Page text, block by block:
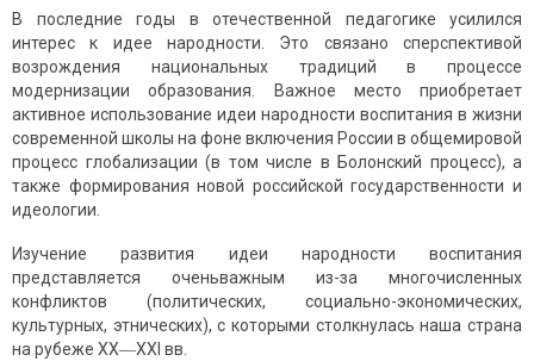
В последние годы в отечественной педагогике усилился
интерес к идее народности. Это связано сперспективой
возрождения национальных традиций в процессе
модернизации образования. Важное место приобретает
активное использование идеи народности воспитания в жизни
современной школы на фоне включения России в общемировой
процесс глобализации (в том числе в Болонский процесс), а
также формирования новой российской государственности и
идеологии.
Изучение развития идеи народности воспитания
представляется оченьважным из-за многочисленных
конфликтов (политических, социально-экономических,
культурных, этнических), с которыми столкнулась наша страна
на рубеже ХХ―ХХI вв.